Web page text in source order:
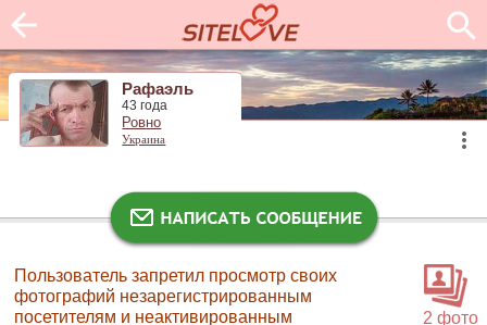
Рафаэль
43 года
Ровно
Украина
2 фото
Пользователь запретил просмотр своих
фотографий незарегистрированным
посетителям и неактивированным